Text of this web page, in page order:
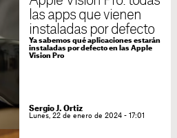
las apps que vienen
instaladas por defecto
Ya sabemos qué aplicaciones estarán
instaladas por defecto en las Apple
Vision Pro
Sergio J. Ortiz
Lunes, 22 de enero de 2024 - 17:01